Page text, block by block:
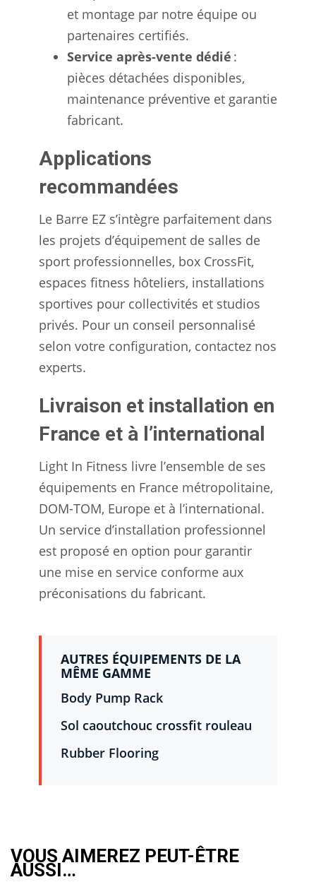
et montage par notre équipe ou
partenaires certifiés.
Service après-vente dédié :
pièces détachées disponibles,
maintenance préventive et garantie
fabricant.
Applications
recommandées
Le Barre EZ s’intègre parfaitement dans
les projets d’équipement de salles de
sport professionnelles, box CrossFit,
espaces fitness hôteliers, installations
sportives pour collectivités et studios
privés. Pour un conseil personnalisé
selon votre configuration, contactez nos
experts.
Livraison et installation en
France et à l’international
Light In Fitness livre l’ensemble de ses
équipements en France métropolitaine,
DOM-TOM, Europe et à l’international.
Un service d’installation professionnel
est proposé en option pour garantir
une mise en service conforme aux
préconisations du fabricant.
AUTRES ÉQUIPEMENTS DE LA
MÊME GAMME
Body Pump Rack
Sol caoutchouc crossfit rouleau
Rubber Flooring
VOUS AIMEREZ PEUT-ÊTRE
AUSSI…